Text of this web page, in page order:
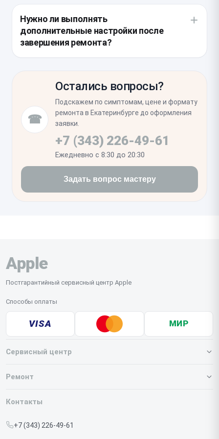
Также мастер осматривает контактные группы на
наличие микротрещин, которые могли возникнуть
при механическом воздействии на разъем.
Нужно ли выполнять
дополнительные настройки после
завершения ремонта?
проверить стабильность соединения с
компьютером через кабель и убедиться, что
зарядка начинается без задержек при любом
положении штекера.
☎
Остались вопросы?
Подскажем по симптомам, цене и формату
ремонта в Екатеринбурге до оформления
заявки.
+7 (343) 226-49-61
Ежедневно с 8:30 до 20:30
Задать вопрос мастеру
Apple
Постгарантийный сервисный центр Apple
Способы оплаты
VISA МИР
Сервисный центр
О нашем сервисе
Срочный ремонт
Ремонт
Iphone
Контакты
+7 (343) 226-49-61